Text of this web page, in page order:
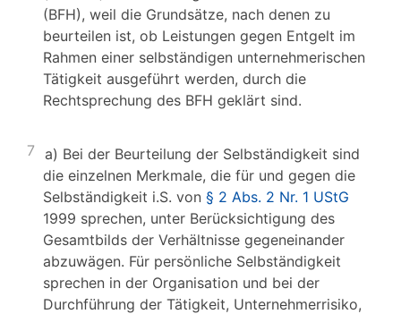
(BFH), weil die Grundsätze, nach denen zu
beurteilen ist, ob Leistungen gegen Entgelt im
Rahmen einer selbständigen unternehmerischen
Tätigkeit ausgeführt werden, durch die
Rechtsprechung des BFH geklärt sind.
7 a) Bei der Beurteilung der Selbständigkeit sind
die einzelnen Merkmale, die für und gegen die
Selbständigkeit i.S. von § 2 Abs. 2 Nr. 1 UStG
1999 sprechen, unter Berücksichtigung des
Gesamtbilds der Verhältnisse gegeneinander
abzuwägen. Für persönliche Selbständigkeit
sprechen in der Organisation und bei der
Durchführung der Tätigkeit, Unternehmerrisiko,